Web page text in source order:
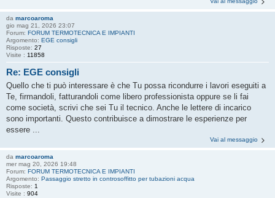
da marcoaroma
gio mag 21, 2026 23:07
Forum: FORUM TERMOTECNICA E IMPIANTI
Argomento: EGE consigli
Risposte: 27
Visite : 11858
Re: EGE consigli
Quello che ti può interessare è che Tu possa ricondurre i lavori eseguiti a
Te, firmandoli, fatturandoli come libero professionista oppure se li fai
come società, scrivi che sei Tu il tecnico. Anche le lettere di incarico
sono importanti. Questo contribuisce a dimostrare le esperienze per
essere ...
Vai al messaggio
da marcoaroma
mer mag 20, 2026 19:48
Forum: FORUM TERMOTECNICA E IMPIANTI
Argomento: Passaggio stretto in controsoffitto per tubazioni acqua
Risposte: 1
Visite : 904